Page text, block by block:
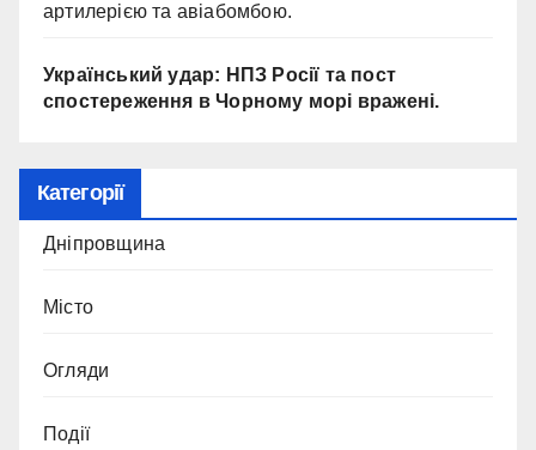
артилерією та авіабомбою.
Український удар: НПЗ Росії та пост
спостереження в Чорному морі вражені.
Категорії
Дніпровщина
Місто
Огляди
Події